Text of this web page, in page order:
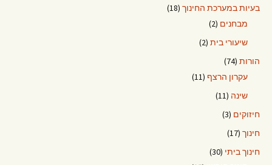
בעיות במערכת החינוך (18)
מבחנים (2)
שיעורי בית (2)
הורות (74)
עקרון הרצף (11)
שינה (11)
חיזוקים (3)
חינוך (17)
חינוך ביתי (30)